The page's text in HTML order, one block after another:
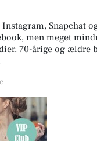
Snapchat
men meget
70-årige og ældre